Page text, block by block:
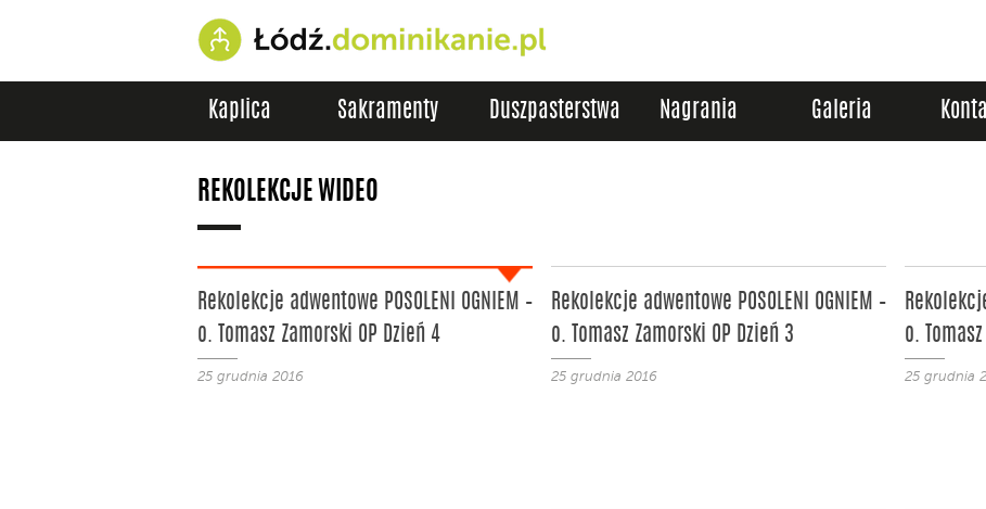
Kaplica Sakramenty Duszpasterstwa Nagrania Galeria
REKOLEKCJE WIDEO
Rekolekcje adwentowe POSOLENI OGNIEM –
o. Tomasz Zamorski OP Dzień 4
25 grudnia 2016
Rekolekcje adwentowe POSOLENI OGNIEM –
o. Tomasz Zamorski OP Dzień 3
25 grudnia 2016
o.
25 grudnia